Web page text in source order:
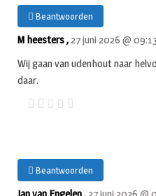
Beantwoorden
M heesters ,27 juni 2026 @ 09:13
Wij gaan van udenhout naar
daar.
Beantwoorden